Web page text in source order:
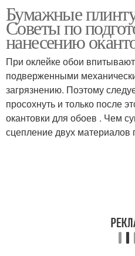
Бумажные
Советы по
нанесению
При оклейке обои
подверженными
загрязнению. Поэтому
просохнуть и только после
окантовки для обоев . Чем
сцепление двух материалов